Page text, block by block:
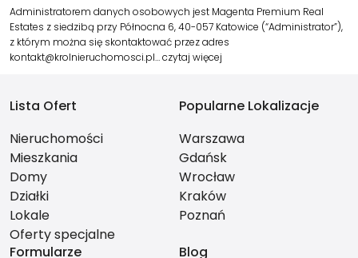
Administratorem danych osobowych jest Magenta Premium Real
Estates z siedzibą przy Północna 6, 40-057 Katowice (“Administrator”),
z którym można się skontaktować przez adres
kontakt@krolnieruchomosci.pl…czytaj więcej
Lista Ofert
Nieruchomości
Mieszkania
Domy
Działki
Lokale
Oferty specjalne
Popularne Lokalizacje
Warszawa
Gdańsk
Wrocław
Kraków
Poznań
Formularze
Blog